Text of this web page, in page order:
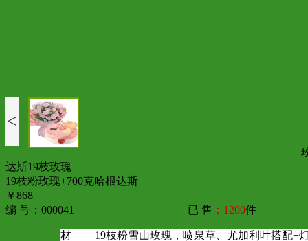
<
达斯19枝玫瑰
19枝粉玫瑰+700克哈根达斯
￥868
编 号：000041
已 售 ：1200件
材
19枝粉雪山玫瑰，喷泉草、尤加利叶搭配+